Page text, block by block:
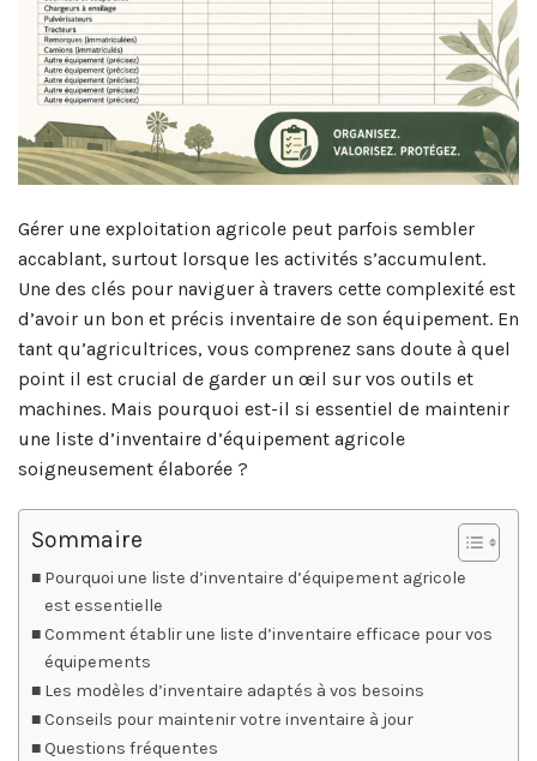
Gérer une exploitation agricole peut parfois sembler
accablant, surtout lorsque les activités s’accumulent.
Une des clés pour naviguer à travers cette complexité est
d’avoir un bon et précis inventaire de son équipement. En
tant qu’agricultrices, vous comprenez sans doute à quel
point il est crucial de garder un œil sur vos outils et
machines. Mais pourquoi est-il si essentiel de maintenir
une liste d’inventaire d’équipement agricole
soigneusement élaborée ?
Sommaire
Pourquoi une liste d’inventaire d’équipement agricole
est essentielle
Comment établir une liste d’inventaire efficace pour vos
équipements
Les modèles d’inventaire adaptés à vos besoins
Conseils pour maintenir votre inventaire à jour
Questions fréquentes